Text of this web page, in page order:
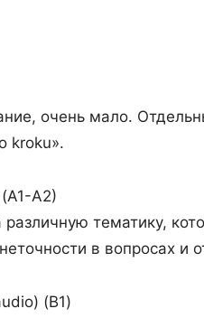
очень мало.
kroku».
A2)
тематику,
в вопросах и
(B1)